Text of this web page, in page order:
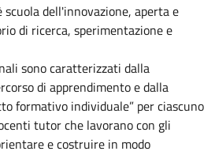
dell'innovazione, aperta e
di ricerca, sperimentazione e
sono caratterizzati dalla
di apprendimento e dalla
formativo individuale” per ciascuno
tutor che lavorano con gli
e costruire in modo